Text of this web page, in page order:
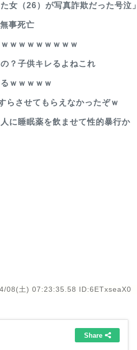
女（26）が写真詐欺だった号泣」
事死亡
ｗｗｗｗｗｗｗｗ
？子供キレるよねこれ
ｗｗｗｗｗ
らさせてもらえなかったぞｗ
に睡眠薬を飲ませて性的暴行か
08(土) 07:23:35.58 ID:6ETxseaX0